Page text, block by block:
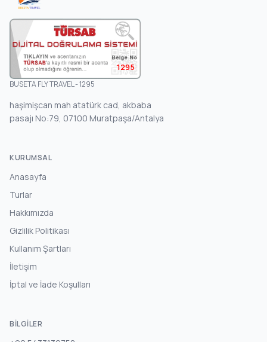
1295
BUSETA FLY TRAVEL - 1295
haşimişcan mah atatürk cad, akbaba
pasajı No:79, 07100 Muratpaşa/Antalya
KURUMSAL
Anasayfa
Turlar
Hakkımızda
Gizlilik Politikası
Kullanım Şartları
İletişim
İptal ve İade Koşulları
BILGILER